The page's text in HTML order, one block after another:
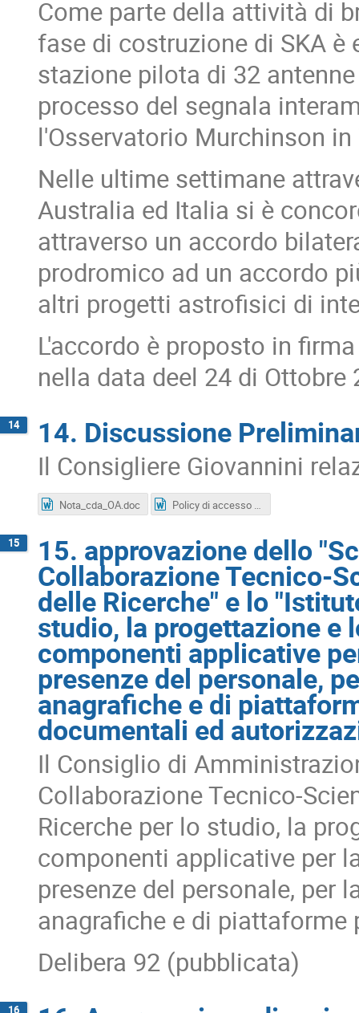
Come parte della attività di
fase di costruzione di SKA
stazione pilota di 32
processo del segnala
l'Osservatorio Murchinson
Nelle ultime settimane
Australia ed Italia si è
attraverso un accordo
prodromico ad un accordo
altri progetti astrofisici di
L'accordo è proposto in
nella data deel 24 di Ottobre
14 14. Discussione
Il Consigliere Giovannini
Nota_cda_OA.doc Policy di accesso aperto_INAF_BOZZA_20180424(FMZ)_ag.docx
15 15. approvazione dello
Collaborazione Tecnico-
delle Ricerche" e lo
studio, la progettazione e
componenti applicative
presenze del personale,
anagrafiche e di
documentali ed
Il Consiglio di
Collaborazione Tecnico-
Ricerche per lo studio, la
componenti applicative per
presenze del personale, per
anagrafiche e di
Delibera 92 (pubblicata)
16